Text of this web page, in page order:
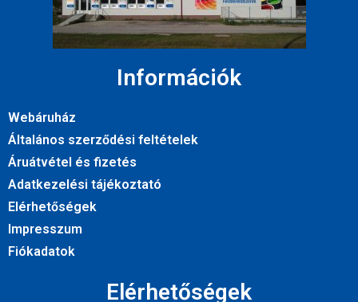
Információk
Webáruház
Általános szerződési feltételek
Áruátvétel és fizetés
Adatkezelési tájékoztató
Elérhetőségek
Impresszum
Fiókadatok
Elérhetőségek